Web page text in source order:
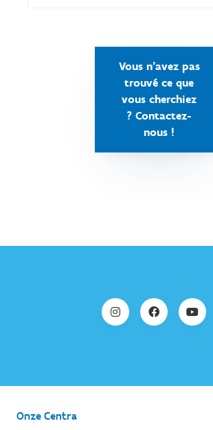
Vous n'avez pas
trouvé ce que
vous cherchiez
? Contactez-
nous !
Onze Centra